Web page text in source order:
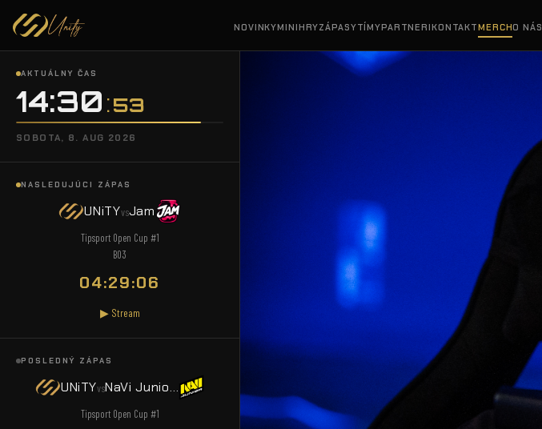
NOVINKYMINIHRYZÁPASYTÍMYPARTNERIKONTAKTMERCHO NÁS
AKTUÁLNY ČAS
14:30:54
SOBOTA, 8. AUG 2026
NASLEDUJÚCI ZÁPAS
UNiTYvsJam
Tipsport Open Cup #1
BO3
04:29:05
▶ Stream
POSLEDNÝ ZÁPAS
UNiTYvs NaVi Juniors
Tipsport Open Cup #1